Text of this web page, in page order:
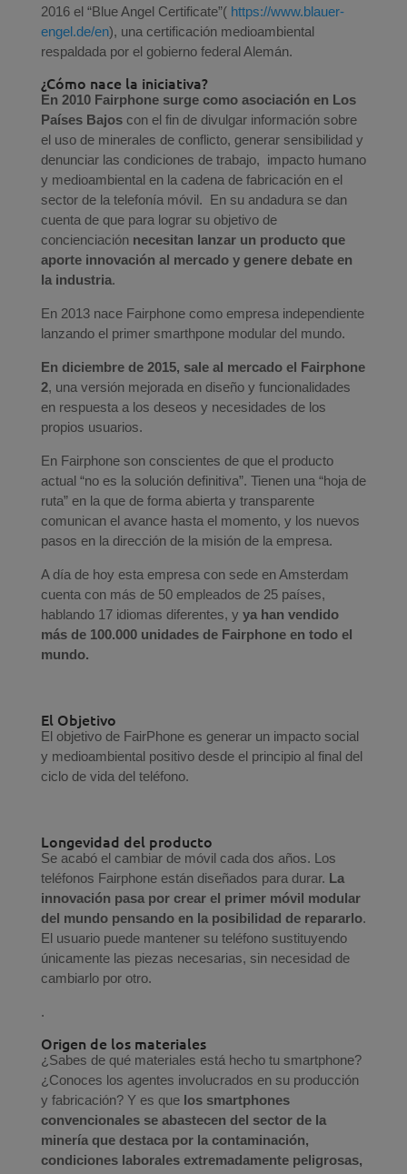
2016 el “Blue Angel Certificate”( https://www.blauer-
engel.de/en), una certificación medioambiental
respaldada por el gobierno federal Alemán.
¿Cómo nace la iniciativa?
En 2010 Fairphone surge como asociación en Los
Países Bajoscon el fin de divulgar información sobre
el uso de minerales de conflicto, generar sensibilidad y
denunciar las condiciones de trabajo, impacto humano
y medioambiental en la cadena de fabricación en el
sector de la telefonía móvil. En su andadura se dan
cuenta de que para lograr su objetivo de
concienciación necesitan lanzar un producto que
aporte innovación al mercado y genere debate en
la industria.
En 2013 nace Fairphone como empresa independiente
lanzando el primer smarthpone modular del mundo.
En diciembre de 2015, sale al mercado el Fairphone
2, una versión mejorada en diseño y funcionalidades
en respuesta a los deseos y necesidades de los
propios usuarios.
En Fairphone son conscientes de que el producto
actual “no es la solución definitiva”. Tienen una “hoja de
ruta” en la que de forma abierta y transparente
comunican el avance hasta el momento, y los nuevos
pasos en la dirección de la misión de la empresa.
A día de hoy esta empresa con sede en Amsterdam
cuenta con más de 50 empleados de 25 países,
hablando 17 idiomas diferentes, y ya han vendido
más de 100.000 unidades de Fairphone en todo el
mundo.
El Objetivo
El objetivo de FairPhone es generar un impacto social
y medioambiental positivo desde el principio al final del
ciclo de vida del teléfono.
Longevidad del producto
Se acabó el cambiar de móvil cada dos años. Los
teléfonos Fairphone están diseñados para durar. La
innovación pasa por crear el primer móvil modular
del mundo pensando en la posibilidad de repararlo.
El usuario puede mantener su teléfono sustituyendo
únicamente las piezas necesarias, sin necesidad de
cambiarlo por otro.
.
Origen de los materiales
¿Sabes de qué materiales está hecho tu smartphone?
¿Conoces los agentes involucrados en su producción
y fabricación? Y es que los smartphones
convencionales se abastecen del sector de la
minería que destaca por la contaminación,
condiciones laborales extremadamente peligrosas,